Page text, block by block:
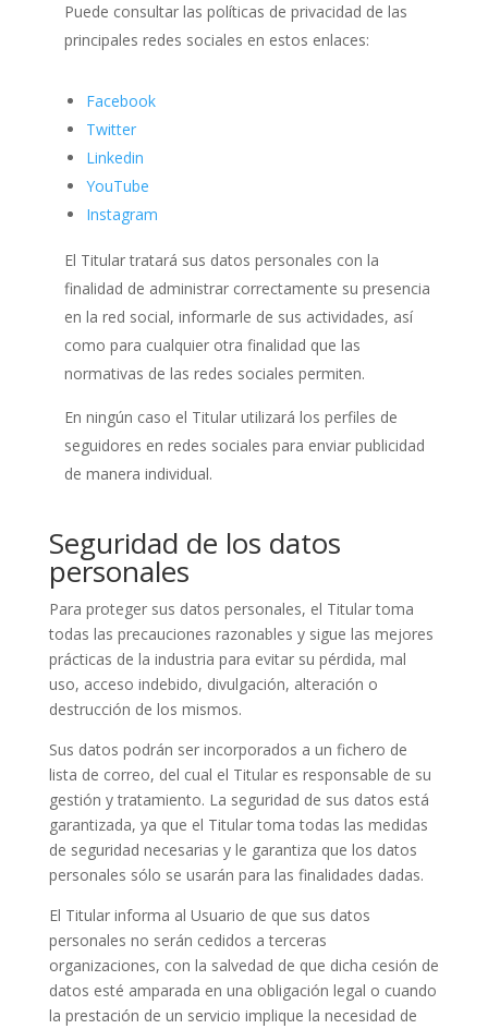
Puede consultar las políticas de privacidad de las
principales redes sociales en estos enlaces:
Facebook
Twitter
Linkedin
YouTube
Instagram
El Titular tratará sus datos personales con la
finalidad de administrar correctamente su presencia
en la red social, informarle de sus actividades, así
como para cualquier otra finalidad que las
normativas de las redes sociales permiten.
En ningún caso el Titular utilizará los perfiles de
seguidores en redes sociales para enviar publicidad
de manera individual.
Seguridad de los datos
personales
Para proteger sus datos personales, el Titular toma
todas las precauciones razonables y sigue las mejores
prácticas de la industria para evitar su pérdida, mal
uso, acceso indebido, divulgación, alteración o
destrucción de los mismos.
Sus datos podrán ser incorporados a un fichero de
lista de correo, del cual el Titular es responsable de su
gestión y tratamiento. La seguridad de sus datos está
garantizada, ya que el Titular toma todas las medidas
de seguridad necesarias y le garantiza que los datos
personales sólo se usarán para las finalidades dadas.
El Titular informa al Usuario de que sus datos
personales no serán cedidos a terceras
organizaciones, con la salvedad de que dicha cesión de
datos esté amparada en una obligación legal o cuando
la prestación de un servicio implique la necesidad de